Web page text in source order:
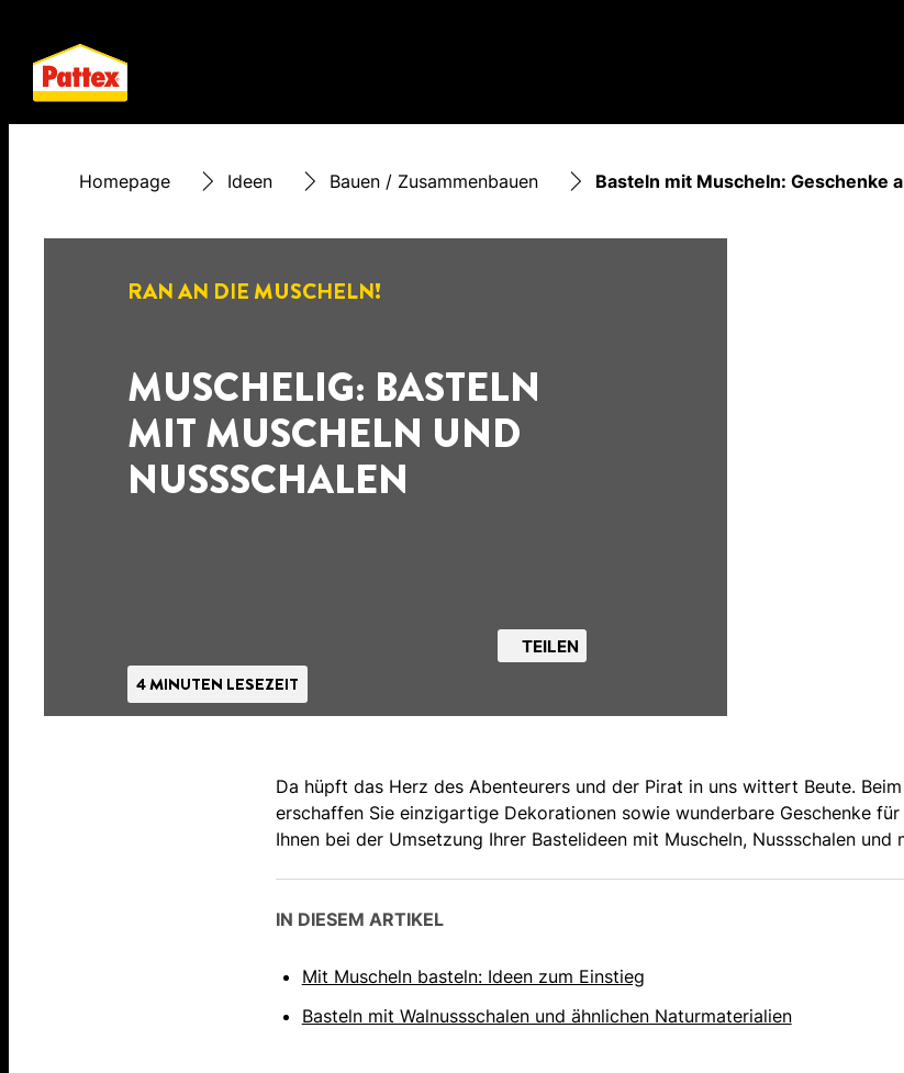
Homepage Ideen Bauen / Zusammenbauen Basteln mit Muscheln: Geschenke
RAN AN DIE MUSCHELN!
MUSCHELIG: BASTELN
MIT MUSCHELN UND
NUSSSCHALEN
4 MINUTEN LESEZEIT
TEILEN
Da hüpft das Herz des Abenteurers und der Pirat in uns wittert Beute.
erschaffen Sie einzigartige Dekorationen sowie wunderbare Geschenke
Ihnen bei der Umsetzung Ihrer Bastelideen mit Muscheln, Nussschalen und
IN DIESEM ARTIKEL
Mit Muscheln basteln: Ideen zum Einstieg
Basteln mit Walnussschalen und ähnlichen Naturmaterialien